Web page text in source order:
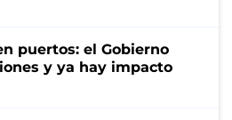
puertos: el Gobierno
y ya hay impacto